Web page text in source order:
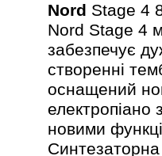
Nord Stage 4
Nord Stage 4
забезпечує
створенні
оснащений
електропіано
новими